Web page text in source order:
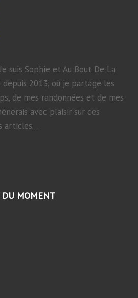
suis Sophie et Au Bout De La
2013, où je partage les
de mes randonnées et de mes
avec plaisir sur ces
articles...
DU MOMENT